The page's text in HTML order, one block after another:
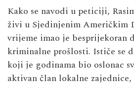
Kako se navodi u peticiji,
živi u Sjedinjenim Američkim
vrijeme imao je besprijekoran
kriminalne prošlosti. Ističe se
koji je godinama bio oslonac
aktivan član lokalne